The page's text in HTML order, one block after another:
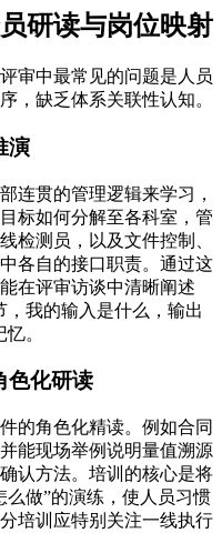
研读与岗位映射
审中最常见的问题是人员
，缺乏体系关联性认知。
演
连贯的管理逻辑来学习，
标如何分解至各科室，管
检测员，以及文件控制、
各自的接口职责。通过这
在评审访谈中清晰阐述
我的输入是什么，输出
。
色化研读
的角色化精读。例如合同
能现场举例说明量值溯源
认方法。培训的核心是将
做”的演练，使人员习惯
培训应特别关注一线执行